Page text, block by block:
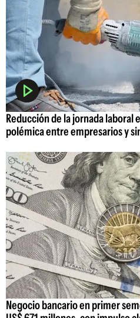
Reducción de la jornada laboral
polémica entre empresarios y
Negocio bancario en primer